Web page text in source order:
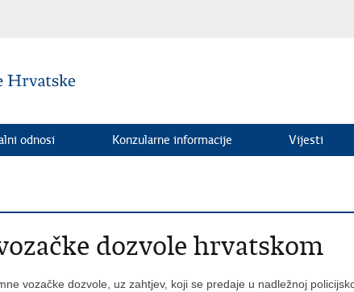
odnosi Konzularne informacije Vijesti
dozvole hrvatskom
vozačke dozvole, uz zahtjev, koji se predaje u nadležnoj